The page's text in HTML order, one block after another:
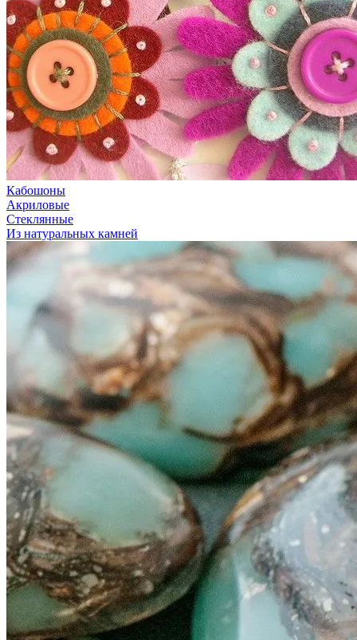
Кабошоны
Акриловые
Стеклянные
Из натуральных камней